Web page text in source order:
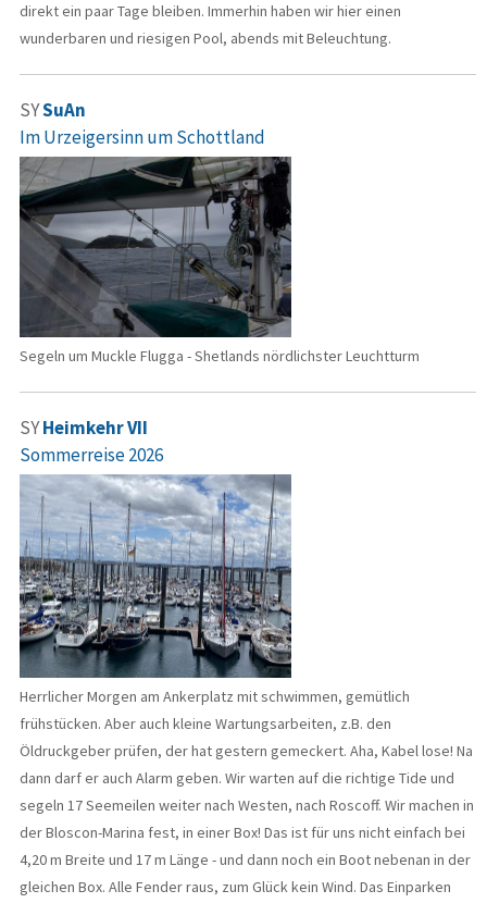
direkt ein paar Tage bleiben. Immerhin haben wir hier einen
wunderbaren und riesigen Pool, abends mit Beleuchtung.
SYSuAn
Im Urzeigersinn um Schottland
Segeln um Muckle Flugga - Shetlands nördlichster Leuchtturm
SYHeimkehr VII
Sommerreise 2026
Herrlicher Morgen am Ankerplatz mit schwimmen, gemütlich
frühstücken. Aber auch kleine Wartungsarbeiten, z.B. den
Öldruckgeber prüfen, der hat gestern gemeckert. Aha, Kabel lose! Na
dann darf er auch Alarm geben. Wir warten auf die richtige Tide und
segeln 17 Seemeilen weiter nach Westen, nach Roscoff. Wir machen in
der Bloscon-Marina fest, in einer Box! Das ist für uns nicht einfach bei
4,20 m Breite und 17 m Länge - und dann noch ein Boot nebenan in der
gleichen Box. Alle Fender raus, zum Glück kein Wind. Das Einparken